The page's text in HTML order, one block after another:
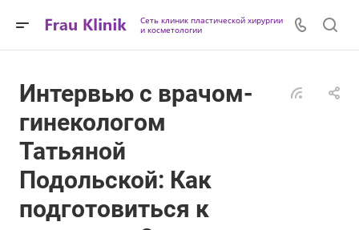
Сеть клиник пластической хирургии
и косметологии
Интервью с врачом-
гинекологом
Татьяной
Подольской: Как
подготовиться к